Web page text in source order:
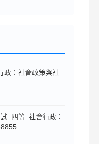
政：社會政策與社
_四等_社會行政：